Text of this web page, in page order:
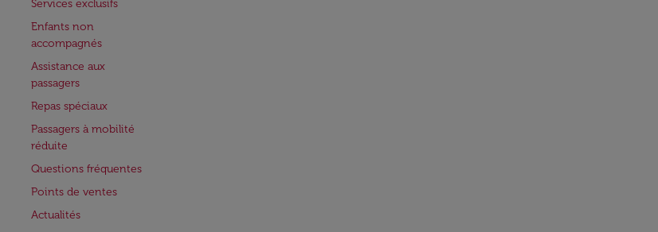
Services exclusifs
Enfants non
accompagnés
Assistance aux
passagers
Repas spéciaux
Passagers à mobilité
réduite
Questions fréquentes
Points de ventes
Actualités